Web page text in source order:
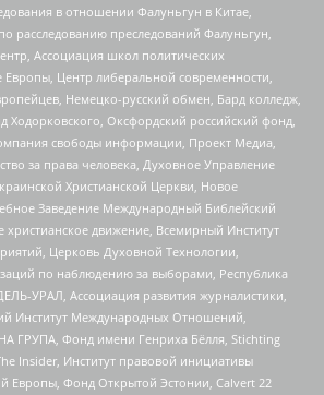
в отношении Фалуньгун в Китае,
расследованию преследований Фалуньгун,
Ассоциация школ политических
Европы, Центр либеральной современности,
Немецко-русский обмен, Бард колледж,
Ходорковского, Оксфордский российский фонд,
свободы информации, Проект Медиа,
за права человека, Духовное Управление
Христианской Церкви, Новое
Заведение Международный Библейский
движение, Всемирный Институт
Церковь Духовной Технологии,
по наблюдению за выборами, Республика
УРАЛ, Ассоциация развития журналистики,
Институт Международных Отношений,
ГРУПА, Фонд имени Генриха Бёлля, Stichting
Insider, Институт правовой инициативы
Европы, Фонд Открытой Эстонии, Calvert 22